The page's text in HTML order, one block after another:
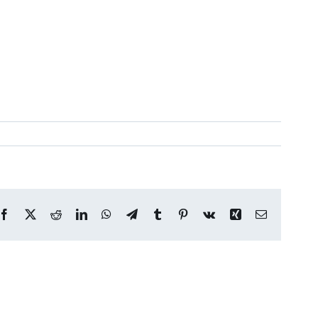
Facebook
X RedditLinkedInWhatsApp
TelegramTumblr Pinterest
Vk Xing Correo